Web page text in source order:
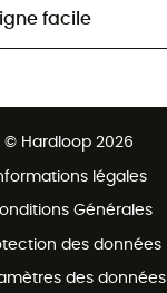
facile
© Hardloop 2026
légales
Générales
des données
des données